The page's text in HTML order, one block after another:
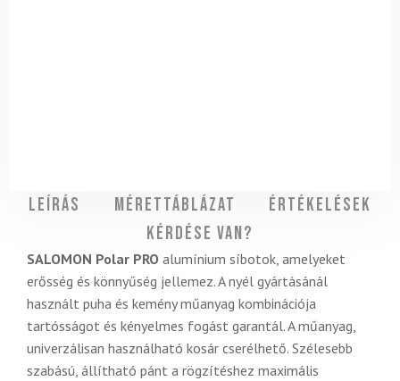
Leírás Mérettáblázat
Értékelések
Kérdése van?
SALOMON Polar PRO alumínium síbotok, amelyeket
erősség és könnyűség jellemez. A nyél gyártásánál
használt puha és kemény műanyag kombinációja
tartósságot és kényelmes fogást garantál. A műanyag,
univerzálisan használható kosár cserélhető. Szélesebb
szabású, állítható pánt a rögzítéshez maximális